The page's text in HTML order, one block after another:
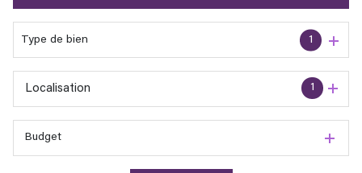
Type de bien 1
1
Localisation
Budget